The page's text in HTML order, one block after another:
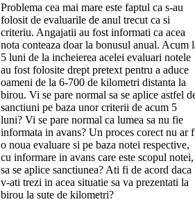
Problema cea mai mare este faptul ca s-au
folosit de evaluarile de anul trecut ca si
criteriu. Angajatii au fost informati ca acea
nota conteaza doar la bonusul anual. Acum
5 luni de la incheierea acelei evaluari notele
au fost folosite drept pretext pentru a aduce
oameni de la 6-700 de kilometri distanta la
birou. Vi se pare normal sa se aplice astfel
sanctiuni pe baza unor criterii de acum 5
luni? Vi se pare normal ca lumea sa nu fie
informata in avans? Un proces corect nu ar
o noua evaluare si pe baza notei respective,
cu informare in avans care este scopul notei,
sa se aplice sanctiunea? Ati fi de acord daca
v-ati trezi in acea situatie sa va prezentati la
birou la sute de kilometri?